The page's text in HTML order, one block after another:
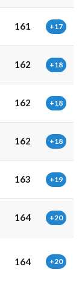
161 +17
162 +18
162 +18
162 +18
163 +19
164 +20
164 +20